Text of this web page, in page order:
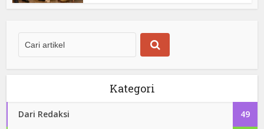
Kategori
Dari Redaksi 49